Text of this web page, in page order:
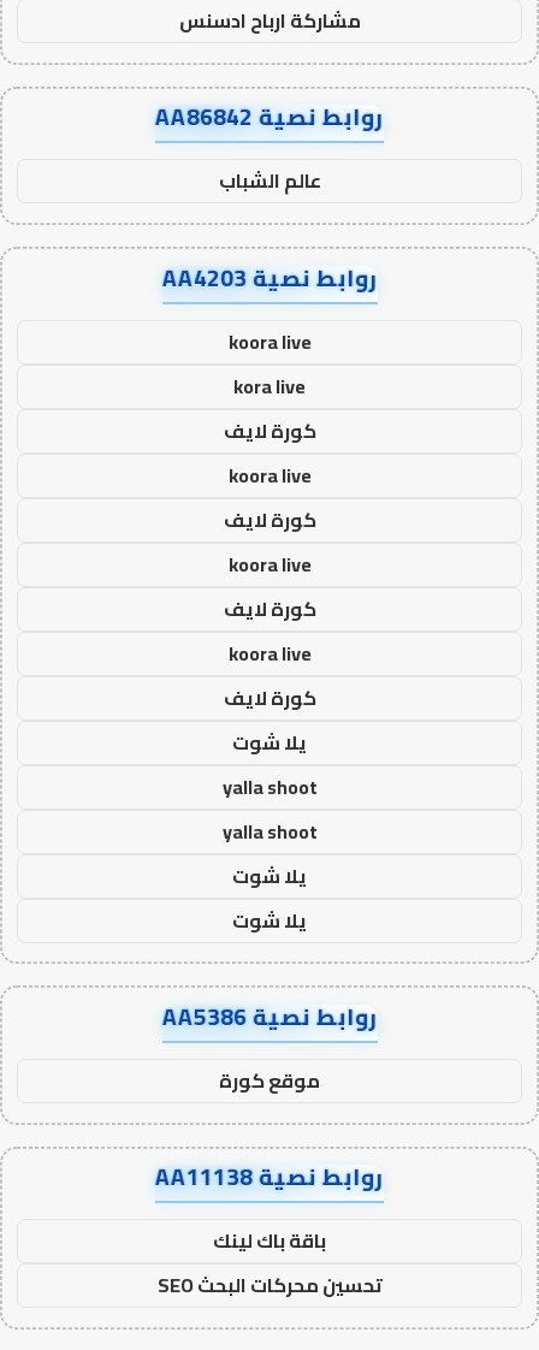
مشاركة ارباح ادسنس
روابط نصية AA86842
عالم الشباب
روابط نصية AA4203
koora live
kora live
كورة لايف
koora live
كورة لايف
koora live
كورة لايف
koora live
كورة لايف
يلا شوت
yalla shoot
yalla shoot
يلا شوت
يلا شوت
روابط نصية AA5386
موقع كورة
روابط نصية AA11138
باقة باك لينك
تحسين محركات البحث SEO